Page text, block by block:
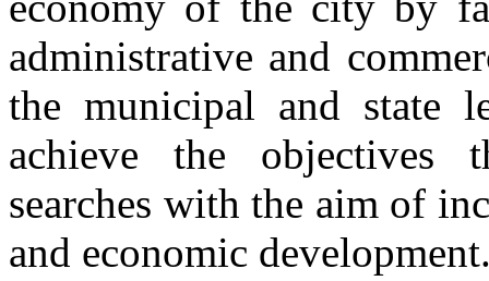
administrative and
the municipal and state
achieve the objectives
searches with the aim of
and economic